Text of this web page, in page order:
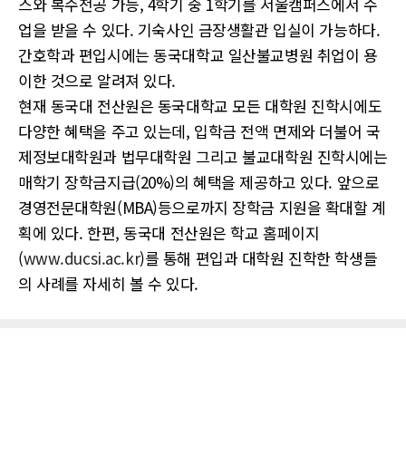
업을 받을 수 있다. 기숙사인 금장생활관 입실이 가능하다.
간호학과 편입시에는 동국대학교 일산불교병원 취업이 용
이한 것으로 알려져 있다.
현재 동국대 전산원은 동국대학교 모든 대학원 진학시에도
다양한 혜택을 주고 있는데, 입학금 전액 면제와 더불어 국
제정보대학원과 법무대학원 그리고 불교대학원 진학시에는
매학기 장학금지급(20%)의 혜택을 제공하고 있다. 앞으로
경영전문대학원(MBA)등으로까지 장학금 지원을 확대할 계
획에 있다. 한편, 동국대 전산원은 학교 홈페이지
(www.ducsi.ac.kr)를 통해 편입과 대학원 진학한 학생들
의 사례를 자세히 볼 수 있다.